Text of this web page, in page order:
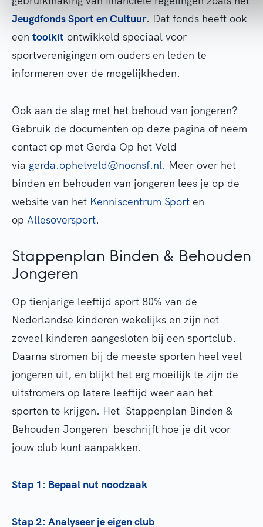
Jeugdfonds Sport en Cultuur. Dat fonds heeft ook
een toolkit ontwikkeld speciaal voor
sportverenigingen om ouders en leden te
informeren over de mogelijkheden.
Ook aan de slag met het behoud van jongeren?
Gebruik de documenten op deze pagina of neem
contact op met Gerda Op het Veld
via gerda.ophetveld@nocnsf.nl. Meer over het
binden en behouden van jongeren lees je op de
website van het Kenniscentrum Sport en
op Allesoversport.
Stappenplan Binden & Behouden
Jongeren
Op tienjarige leeftijd sport 80% van de
Nederlandse kinderen wekelijks en zijn net
zoveel kinderen aangesloten bij een sportclub.
Daarna stromen bij de meeste sporten heel veel
jongeren uit, en blijkt het erg moeilijk te zijn de
uitstromers op latere leeftijd weer aan het
sporten te krijgen. Het 'Stappenplan Binden &
Behouden Jongeren' beschrijft hoe je dit voor
jouw club kunt aanpakken.
Stap 1: Bepaal nut noodzaak
Stap 2: Analyseer je eigen club